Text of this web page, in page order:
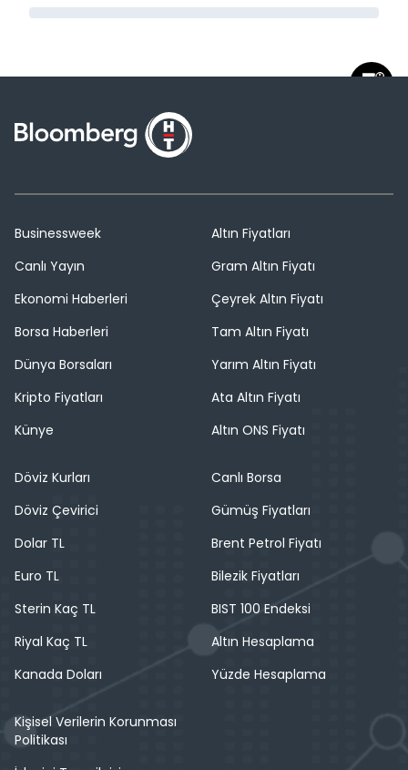
Businessweek
Canlı Yayın
Ekonomi Haberleri
Borsa Haberleri
Dünya Borsaları
Kripto Fiyatları
Künye
Altın Fiyatları
Gram Altın Fiyatı
Çeyrek Altın Fiyatı
Tam Altın Fiyatı
Yarım Altın Fiyatı
Ata Altın Fiyatı
Altın ONS Fiyatı
Döviz Kurları
Döviz Çevirici
Dolar TL
Euro TL
Sterin Kaç TL
Riyal Kaç TL
Kanada Doları
Canlı Borsa
Gümüş Fiyatları
Brent Petrol Fiyatı
Bilezik Fiyatları
BIST 100 Endeksi
Altın Hesaplama
Yüzde Hesaplama
Kişisel Verilerin Korunması
Politikası